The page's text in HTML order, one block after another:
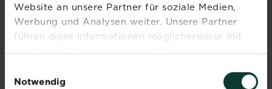
Website an unsere Partner für soziale Medien,
Werbung und Analysen weiter. Unsere Partner
führen diese Informationen möglicherweise mit
weiteren Daten zusammen, die Sie ihnen
Nutzung der Dienste gesammelt haben.
Notwendig